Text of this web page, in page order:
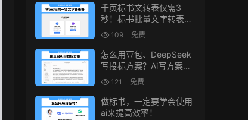
千页标书文转表仅需3
秒！标书批量文字转表格
的小工具！
109 免费
怎么用豆包、DeepSeek
写投标方案？Ai写方案的
小技巧
121 免费
做标书，一定要学会使用
ai来提高效率！